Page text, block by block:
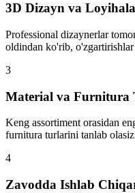
3D Dizayn va
Professional dizaynerlar
oldindan ko'rib,
3
Material va Furnitura
Keng assortiment orasidan
furnitura turlarini tanlab
4
Zavodda Ishlab